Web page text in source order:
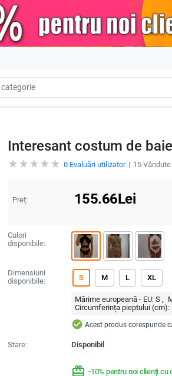
Interesant costum de
0Evaluări utilizator 15Vândute
Preț: 155.66Lei
Culori
disponibile:
Dimensiuni
disponibile:
S M L XL
Mărime europeană - EU: S
Circumferința pieptului (cm):
check_circle Acest produs corespunde
Stare: Disponibil
redeem -10% pentru noi clienți cu